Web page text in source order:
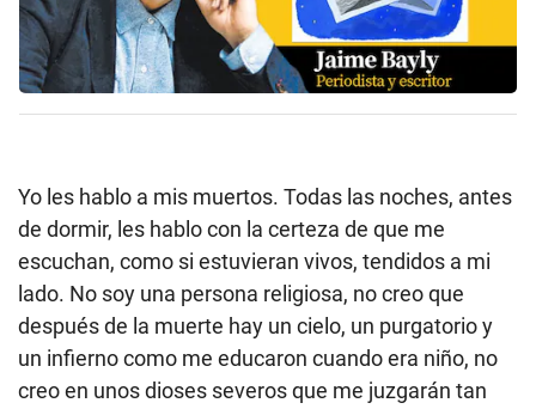
Yo les hablo a mis muertos. Todas las noches, antes
de dormir, les hablo con la certeza de que me
escuchan, como si estuvieran vivos, tendidos a mi
lado. No soy una persona religiosa, no creo que
después de la muerte hay un cielo, un purgatorio y
un infierno como me educaron cuando era niño, no
creo en unos dioses severos que me juzgarán tan